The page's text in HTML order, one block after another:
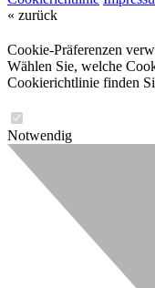
« zurück
Cookie-Präferenzen
Wählen Sie, welche
Cookierichtlinie finden
Notwendig